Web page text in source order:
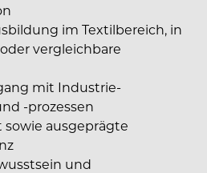
im Textilbereich, in
vergleichbare
mit Industrie-
-prozessen
ausgeprägte
und